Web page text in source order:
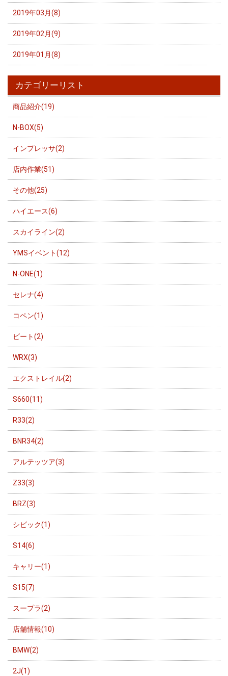
2019年03月(8)
2019年02月(9)
2019年01月(8)
カテゴリーリスト
商品紹介(19)
N-BOX(5)
インプレッサ(2)
店内作業(51)
その他(25)
ハイエース(6)
スカイライン(2)
YMSイベント(12)
N-ONE(1)
セレナ(4)
コペン(1)
ビート(2)
WRX(3)
エクストレイル(2)
S660(11)
R33(2)
BNR34(2)
アルテッツア(3)
Z33(3)
BRZ(3)
シビック(1)
S14(6)
キャリー(1)
S15(7)
スープラ(2)
店舗情報(10)
BMW(2)
2J(1)